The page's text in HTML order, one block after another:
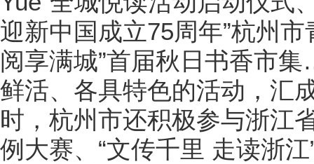
迎新中国成立75周年”杭州
阅享满城”首届秋日书香市
鲜活、各具特色的活动，汇
时，杭州市还积极参与浙江
例大赛、“文传千里 走读浙